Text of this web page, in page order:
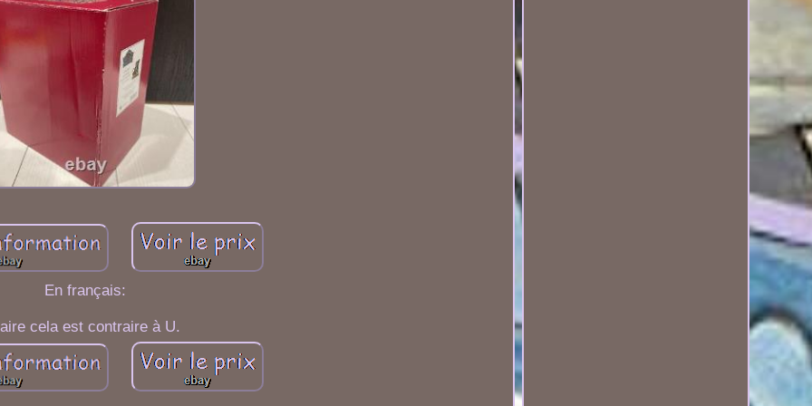
En français:
cela est contraire à U.